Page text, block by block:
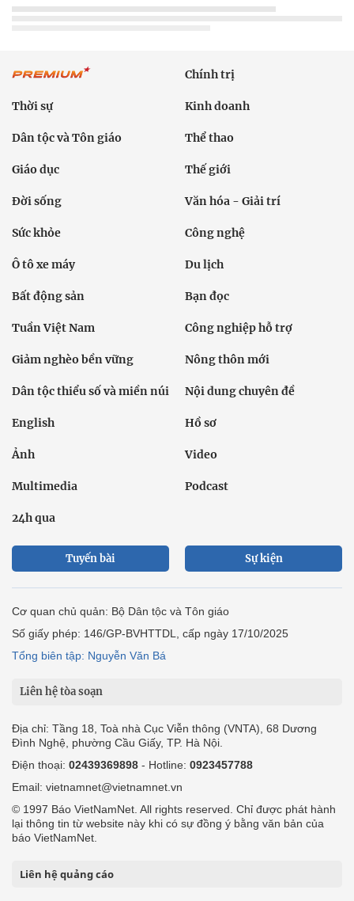
Chính trị
Thời sự Kinh doanh
Dân tộc và Tôn giáo Thể thao
Giáo dục Thế giới
Đời sống Văn hóa - Giải trí
Sức khỏe Công nghệ
Ô tô xe máy Du lịch
Bất động sản Bạn đọc
Tuần Việt Nam Công nghiệp hỗ trợ
Giảm nghèo bền vững Nông thôn mới
Dân tộc thiểu số và miền núi Nội dung chuyên đề
English Hồ sơ
Ảnh Video
Multimedia Podcast
24h qua
Tuyến bài Sự kiện
Cơ quan chủ quản: Bộ Dân tộc và Tôn giáo
Số giấy phép: 146/GP-BVHTTDL, cấp ngày 17/10/2025
Tổng biên tập: Nguyễn Văn Bá
Liên hệ tòa soạn
Địa chỉ: Tầng 18, Toà nhà Cục Viễn thông (VNTA), 68 Dương
Đình Nghệ, phường Cầu Giấy, TP. Hà Nội.
Điện thoại: 02439369898 - Hotline: 0923457788
Email: vietnamnet@vietnamnet.vn
© 1997 Báo VietNamNet. All rights reserved. Chỉ được phát hành
lại thông tin từ website này khi có sự đồng ý bằng văn bản của
báo VietNamNet.
Liên hệ quảng cáo